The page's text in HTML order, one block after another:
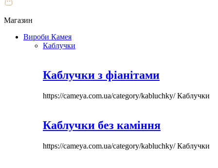
Магазин
Вироби Камея
Каблучки
Каблучки з фіанітами
https://cameya.com.ua/category/kabluchky/Каблучки
Каблучки без каміння
https://cameya.com.ua/category/kabluchky/Каблучки